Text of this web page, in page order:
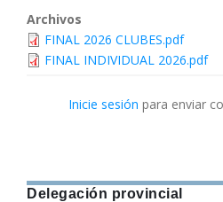
Archivos
FINAL 2026 CLUBES.pdf
FINAL INDIVIDUAL 2026.pdf
Inicie sesión para enviar
Delegación provincial